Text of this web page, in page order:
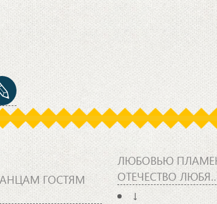
ГОСТЯМ
ЛЮБОВЬЮ
ОТЕЧЕСТВО
↓